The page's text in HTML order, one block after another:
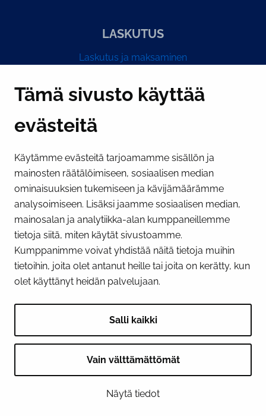
Tämä sivusto käyttää
evästeitä
Käytämme evästeitä tarjoamamme sisällön ja
mainosten räätälöimiseen, sosiaalisen median
ominaisuuksien tukemiseen ja kävijämäärämme
analysoimiseen. Lisäksi jaamme sosiaalisen median,
mainosalan ja analytiikka-alan kumppaneillemme
tietoja siitä, miten käytät sivustoamme.
Kumppanimme voivat yhdistää näitä tietoja muihin
tietoihin, joita olet antanut heille tai joita on kerätty, kun
olet käyttänyt heidän palvelujaan.
Salli kaikki
Vain välttämättömät
Näytä tiedot
LASKUTUS
Laskutus ja maksaminen
PI­KA­LINK­KE­JÄ
Näytä evästeasetukseni
SOSIAALINEN MEDIA
Facebook InstagramYouTube